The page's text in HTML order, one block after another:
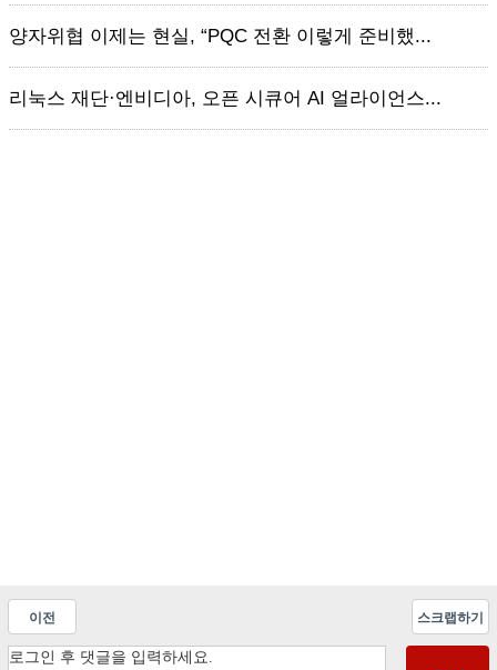
양자위협 이제는 현실, “PQC 전환 이렇게 준비했...
리눅스 재단·엔비디아, 오픈 시큐어 AI 얼라이언스...
이전 스크랩하기